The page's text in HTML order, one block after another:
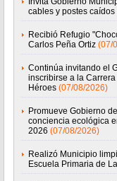
cables y postes caídos
Recibió Refugio
Carlos Peña Ortiz (07/
Continúa invitando el
inscribirse a la
Héroes (07/08/2026)
Promueve Gobierno
conciencia ecológica
2026 (07/08/2026)
Realizó Municipio
Escuela Primaria de